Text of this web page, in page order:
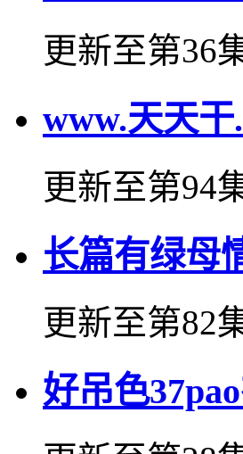
更新至第36
www.天天干
更新至第94
长篇有绿母
更新至第82
好吊色